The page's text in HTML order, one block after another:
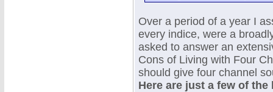
Over a period of a year I
every indice, were a
asked to answer an
Cons of Living with Four
should give four channel
Here are just a few of